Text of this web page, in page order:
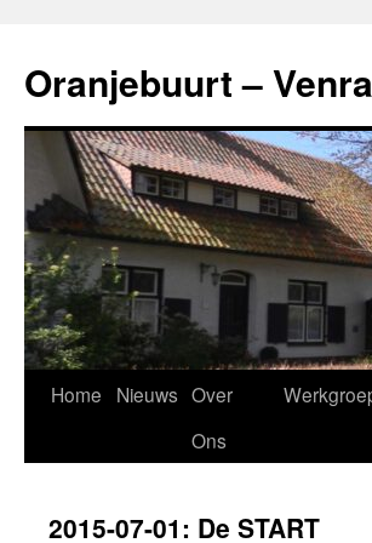
de
inhoud
Oranjebuurt –
Home Nieuws Over
Ons
2015-07-01: De START